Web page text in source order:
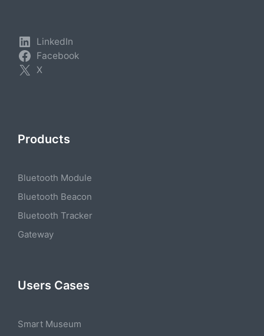
LinkedIn
Facebook
X
Products
Bluetooth Module
Bluetooth Beacon
Bluetooth Tracker
Gateway
Users Cases
Smart Museum